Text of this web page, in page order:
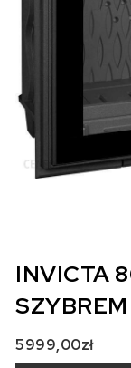
INVICTA
SZYBREM
5999,00zł